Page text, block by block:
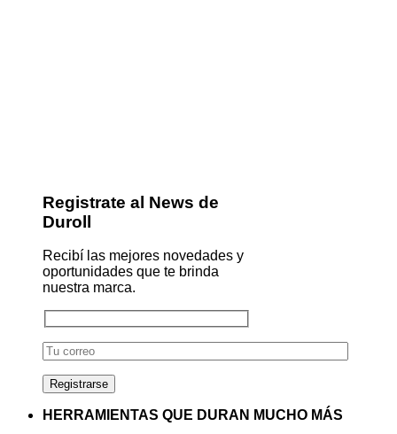
Registrate al News de
Duroll
Recibí las mejores novedades y
oportunidades que te brinda
nuestra marca.
HERRAMIENTAS QUE DURAN MUCHO MÁS